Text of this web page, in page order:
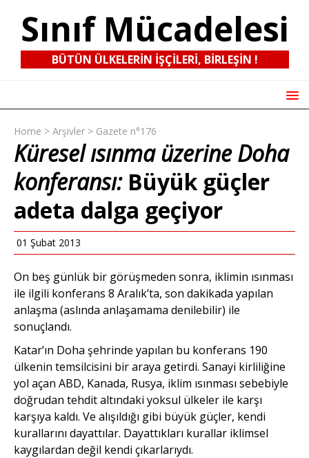
Sınıf Mücadelesi
BÜTÜN ÜLKELERIN IŞÇILERI, BIRLEŞIN !
Home > Arşivler > Gazete n°176
Küresel ısınma üzerine Doha
konferansı:Büyük güçler
adeta dalga geçiyor
01 Şubat 2013
On beş günlük bir görüşmeden sonra, iklimin ısınması
ile ilgili konferans 8 Aralık’ta, son dakikada yapılan
anlaşma (aslında anlaşamama denilebilir) ile
sonuçlandı.
Katar’ın Doha şehrinde yapılan bu konferans 190
ülkenin temsilcisini bir araya getirdi. Sanayi kirliliğine
yol açan ABD, Kanada, Rusya, iklim ısınması sebebiyle
doğrudan tehdit altındaki yoksul ülkeler ile karşı
karşıya kaldı. Ve alışıldığı gibi büyük güçler, kendi
kurallarını dayattılar. Dayattıkları kurallar iklimsel
kaygılardan değil kendi çıkarlarıydı.